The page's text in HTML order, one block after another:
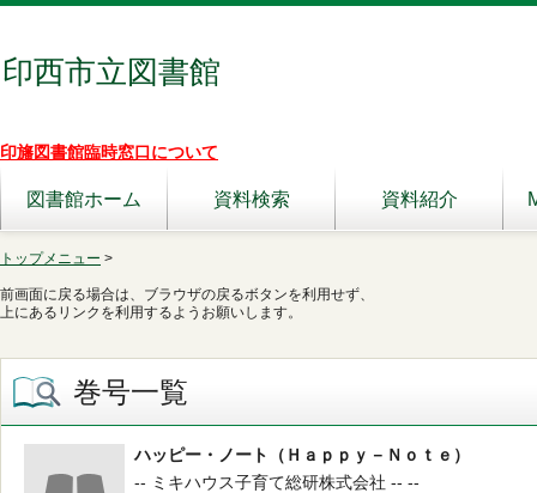
印西市立図書館
印旛図書館臨時窓口について
図書館ホーム 資料検索 資料紹介
トップメニュー >
前画面に戻る場合は、ブラウザの戻るボタンを利用せず、
上にあるリンクを利用するようお願いします。
巻号一覧
ハッピー・ノート（Ｈａｐｐｙ－Ｎｏｔｅ）
-- ミキハウス子育て総研株式会社 -- --